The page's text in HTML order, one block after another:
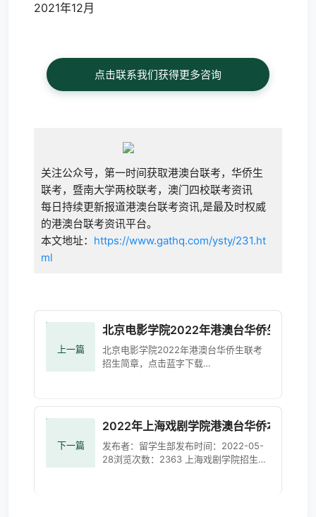
2021年12月
点击联系我们获得更多咨询
关注公众号，第一时间获取港澳台联考，华侨生
联考，暨南大学两校联考，澳门四校联考资讯
每日持续更新报道港澳台联考资讯,是最及时权威
的港澳台联考资讯平台。
本文地址： https://www.gathq.com/ysty/231.ht
ml
上一篇
北京电影学院2022年港澳台华侨生联考招
北京电影学院2022年港澳台华侨生联考
招生简章，点击蓝字下载
下一篇
2022年上海戏剧学院港澳台华侨本科入学
发布者：留学生部发布时间：2022-05-
28浏览次数：2363 上海戏剧学院招生工